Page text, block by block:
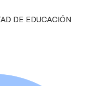
DE EDUCACIÓN